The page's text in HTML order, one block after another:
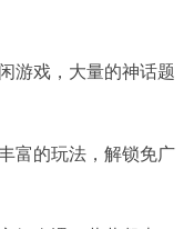
游戏，大量的神话题
富的玩法，解锁免广